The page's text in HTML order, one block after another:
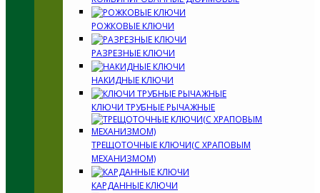
РОЖКОВЫЕ КЛЮЧИ
РАЗРЕЗНЫЕ КЛЮЧИ
НАКИДНЫЕ КЛЮЧИ
КЛЮЧИ ТРУБНЫЕ РЫЧАЖНЫЕ
ТРЕЩОТОЧНЫЕ КЛЮЧИ(С ХРАПОВЫМ
МЕХАНИЗМОМ)
КАРДАННЫЕ КЛЮЧИ